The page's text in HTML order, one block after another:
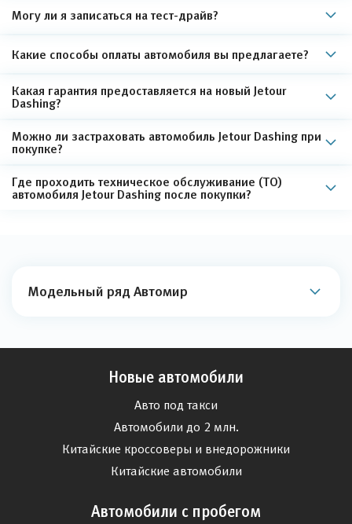
Могу ли я записаться на тест-драйв?
Какие способы оплаты автомобиля вы предлагаете?
Какая гарантия предоставляется на новый Jetour
Dashing?
Можно ли застраховать автомобиль Jetour Dashing при
покупке?
Где проходить техническое обслуживание (ТО)
автомобиля Jetour Dashing после покупки?
Модельный ряд Автомир
Новые автомобили
Авто под такси
Автомобили до 2 млн.
Китайские кроссоверы и внедорожники
Китайские автомобили
Автомобили с пробегом